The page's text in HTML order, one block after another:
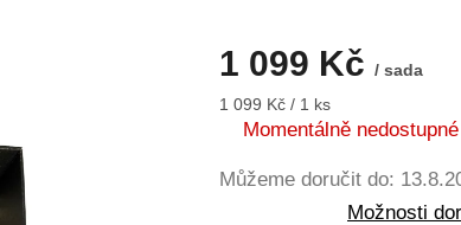
1 099 Kč / sada
Měrná
cena:
1 099 Kč / 1 ks
Momentálně nedostupné
Můžeme doručit do:
Možnosti